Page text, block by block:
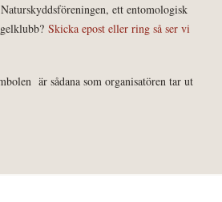
ett entomologisk
Skicka epost eller ring så ser vi
är sådana som organisatören tar ut